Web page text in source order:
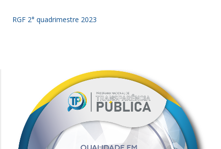
RGF 2° quadrimestre 2023